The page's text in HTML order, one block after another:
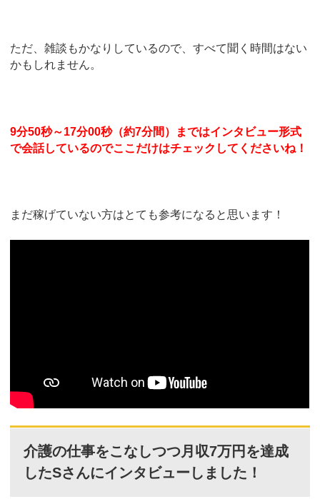
ただ、雑談もかなりしているので、すべて聞く時間はない
かもしれません。
9分50秒～17分00秒（約7分間）まではインタビュー形式
で会話しているのでここだけはチェックしてくださいね！
まだ稼げていない方はとても参考になると思います！
介護の仕事をこなしつつ月収7万円を達成
したSさんにインタビューしました！